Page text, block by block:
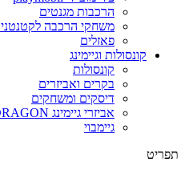
הרכבות מגנטים
משחקי הרכבה לקטנטנים
פאזלים
קונסולות וגיימינג
קונסולות
בקרים ואביזרים
דיסקים ומשחקים
אביזרי גיימינג DRAGON
גיימבוי